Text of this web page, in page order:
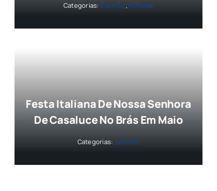
Categorias: Eventos, Notícias
Festa Italiana De Nossa Senhora
De Casaluce No Brás Em Maio
Categorias: Eventos